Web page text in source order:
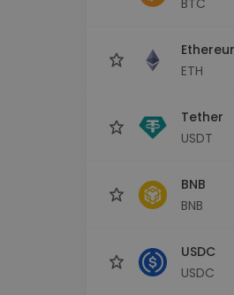
ETH
Tether
USDT
BNB
BNB
USDC
USDC